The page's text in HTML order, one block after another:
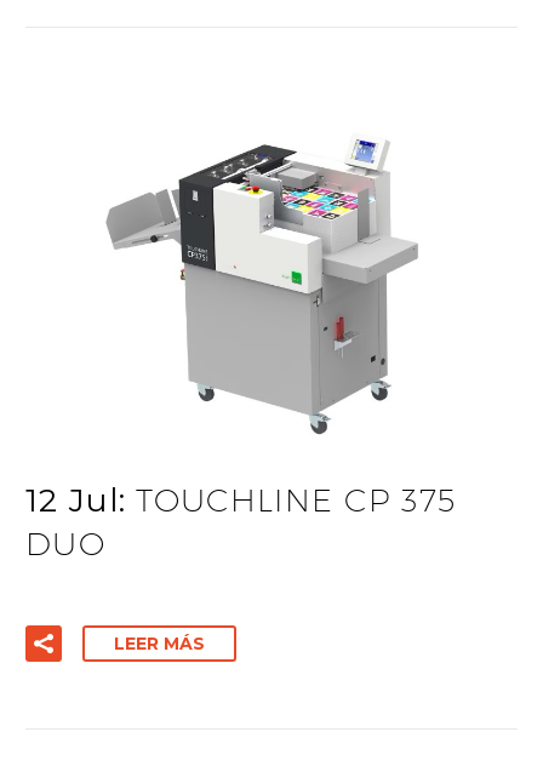
12 Jul:TOUCHLINE CP 375
DUO
LEER MÁS